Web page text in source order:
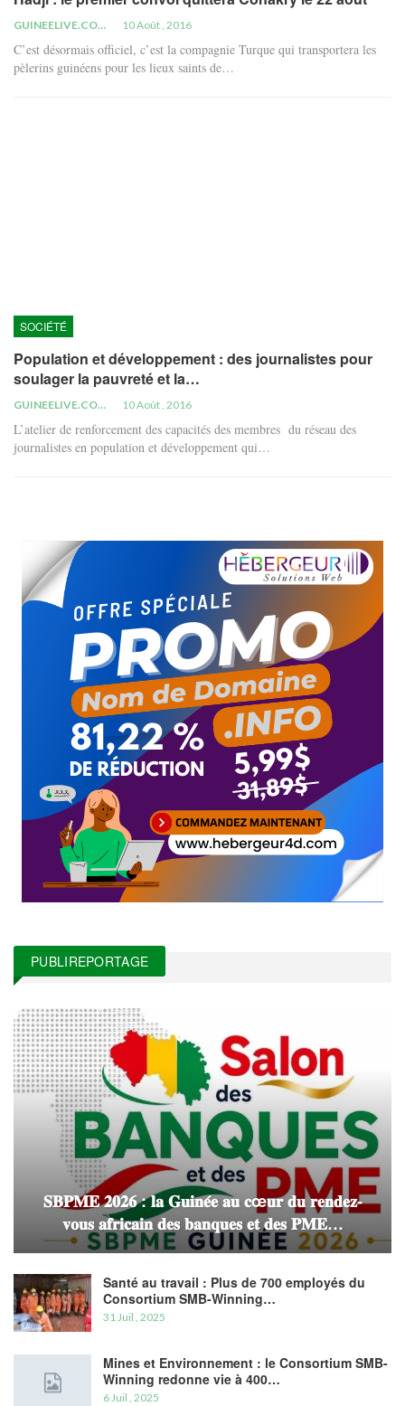
GUINEELIVE.COM 10 Août , 2016
C’est désormais officiel, c’est la compagnie Turque qui transportera les
pèlerins guinéens pour les lieux saints de…
SOCIÉTÉ
Population et développement : des journalistes pour
soulager la pauvreté et la…
GUINEELIVE.COM 10 Août , 2016
L’atelier de renforcement des capacités des membres du réseau des
journalistes en population et développement qui…
PUBLIREPORTAGE
𝐒𝐁𝐏𝐌𝐄 𝟐𝟎𝟐𝟔 : 𝐥𝐚 𝐆𝐮𝐢𝐧𝐞́𝐞 𝐚𝐮 𝐜œ𝐮𝐫 𝐝𝐮 𝐫𝐞𝐧𝐝𝐞𝐳-
𝐯𝐨𝐮𝐬 𝐚𝐟𝐫𝐢𝐜𝐚𝐢𝐧 𝐝𝐞𝐬 𝐛𝐚𝐧𝐪𝐮𝐞𝐬 𝐞𝐭 𝐝𝐞𝐬 𝐏𝐌𝐄…
Santé au travail : Plus de 700 employés du
Consortium SMB-Winning…
31 Juil , 2025
Mines et Environnement : le Consortium SMB-
Winning redonne vie à 400…
6 Juil , 2025